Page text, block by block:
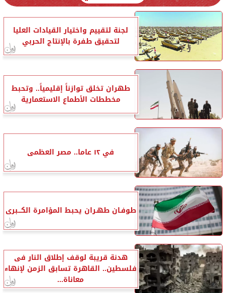
لجنة لتقييم واختيار القيادات العليا
لتحقيق طفرة بالإنتاج الحربي
طهران تخلق توازناً إقليمياً.. وتحبط
مخططات الأطماع الاستعمارية
في ١٢ عاما.. مصر العظمى
طوفـان طهـران يحبط المؤامرة الكـــبرى
هدنة قريبة لوقف إطلاق النار فى
فلسطين.. القاهرة تسابق الزمن لإنهاء
معاناة...